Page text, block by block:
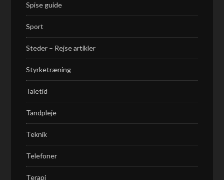
Spise guide
Sport
Steder – Rejse artikler
Styrketræning
Taletid
Tandpleje
Teknik
Telefoner
Terapi